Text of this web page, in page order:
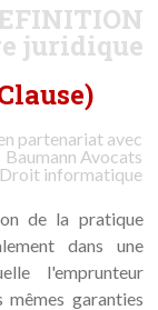
juridique
partenariat avec
Baumann Avocats
Droit informatique
de la pratique
dans une
l'emprunteur
garanties